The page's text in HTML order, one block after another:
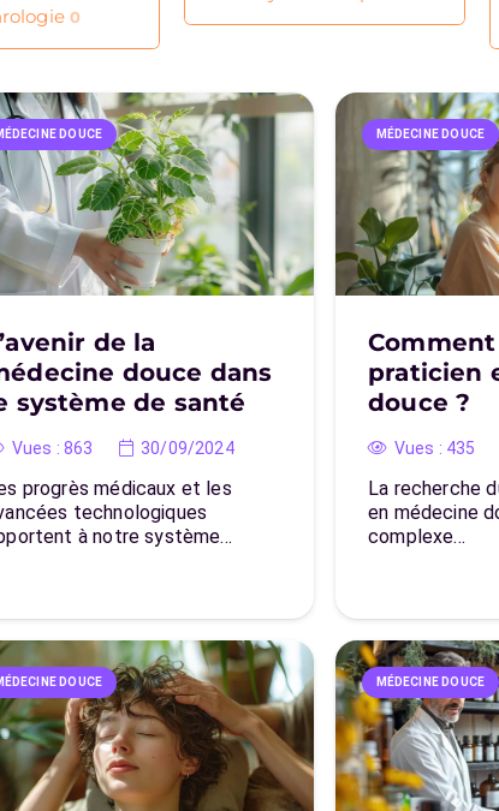
0
DOUCE
de la
douce dans
système de santé
Vues :863 30/09/2024
progrès médicaux et les
technologiques
à notre système…
MÉDECINE DOUCE
praticien
douce ?
Vues : 435
La recherche
en médecine
complexe…
DOUCE MÉDECINE DOUCE